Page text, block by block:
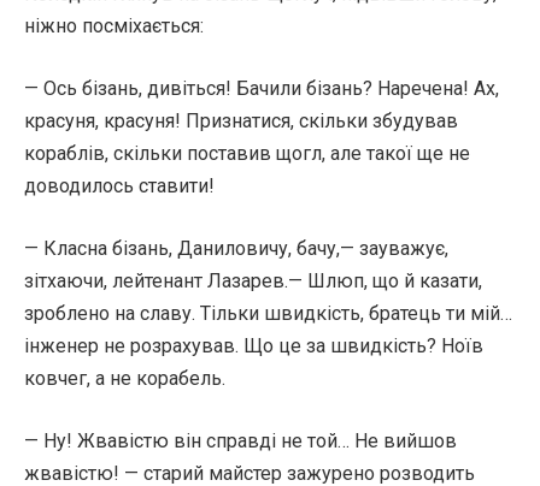
ніжно посміхається:
— Ось бізань, дивіться! Бачили бізань? Наречена! Ах,
красуня, красуня! Признатися, скільки збудував
кораблів, скільки поставив щогл, але такої ще не
доводилось ставити!
— Класна бізань, Даниловичу, бачу,— зауважує,
зітхаючи, лейтенант Лазарев.— Шлюп, що й казати,
зроблено на славу. Тільки швидкість, братець ти мій…
інженер не розрахував. Що це за швидкість? Ноїв
ковчег, а не корабель.
— Ну! Жвавістю він справді не той… Не вийшов
жвавістю! — старий майстер зажурено розводить